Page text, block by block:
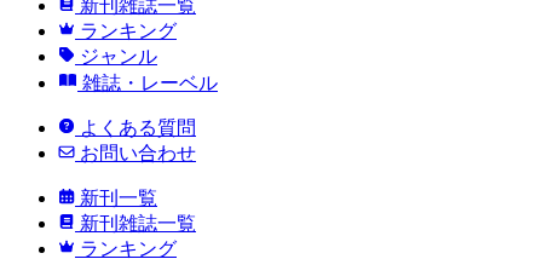
新刊雑誌一覧
ランキング
ジャンル
雑誌・レーベル
よくある質問
お問い合わせ
新刊一覧
新刊雑誌一覧
ランキング